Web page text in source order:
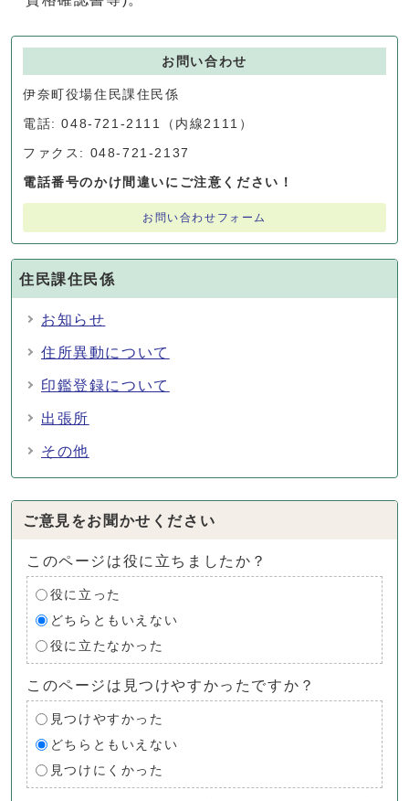
お問い合わせ
伊奈町役場住民課住民係
電話: 048-721-2111（内線2111）
ファクス: 048-721-2137
電話番号のかけ間違いにご注意ください！
お問い合わせフォーム
住民課住民係
お知らせ
住所異動について
印鑑登録について
出張所
その他
ご意見をお聞かせください
このページは役に立ちましたか？
役に立った
どちらともいえない
役に立たなかった
このページは見つけやすかったですか？
見つけやすかった
どちらともいえない
見つけにくかった